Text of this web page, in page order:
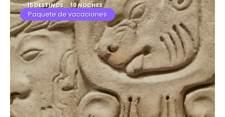
15 DESTINOS 10 NOCHES
Paquete de vacaciones